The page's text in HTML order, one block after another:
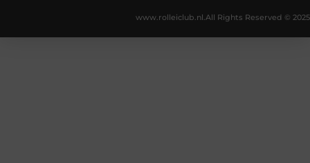
All Rights Reserved © 2025
www.rolleiclub.nl.